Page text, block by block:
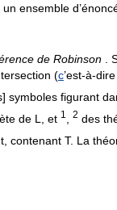
ensemble
de Robinson .
(c’est-à-
symboles figurant
de L, et 1 2 des
contenant T. La